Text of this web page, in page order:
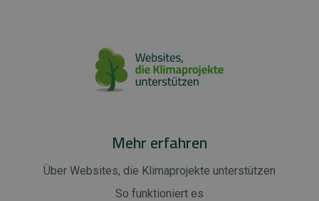
Mehr erfahren
Über Websites, die Klimaprojekte unterstützen
So funktioniert es